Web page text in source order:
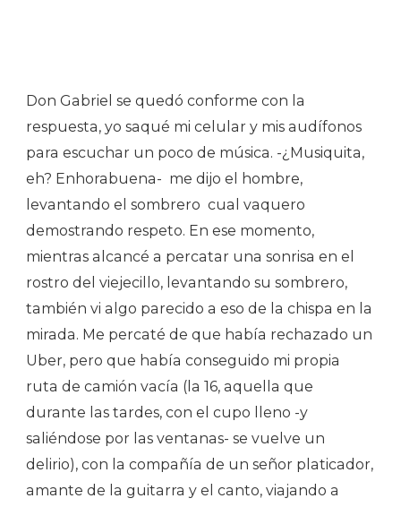
Don Gabriel se quedó conforme con la
respuesta, yo saqué mi celular y mis audífonos
para escuchar un poco de música. -¿Musiquita,
eh? Enhorabuena- me dijo el hombre,
levantando el sombrero cual vaquero
demostrando respeto. En ese momento,
mientras alcancé a percatar una sonrisa en el
rostro del viejecillo, levantando su sombrero,
también vi algo parecido a eso de la chispa en la
mirada. Me percaté de que había rechazado un
Uber, pero que había conseguido mi propia
ruta de camión vacía (la 16, aquella que
durante las tardes, con el cupo lleno -y
saliéndose por las ventanas- se vuelve un
delirio), con la compañía de un señor platicador,
amante de la guitarra y el canto, viajando a